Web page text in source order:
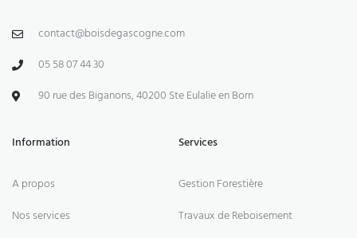
contact@boisdegascogne.com
05 58 07 44 30
90 rue des Biganons, 40200 Ste Eulalie en Born
Information
A propos
Nos services
Services
Gestion Forestière
Travaux de Reboisement